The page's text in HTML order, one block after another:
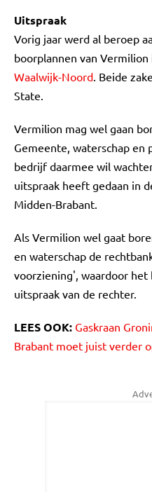
Uitspraak
Vorig jaar werd al beroep
boorplannen van Vermilion
Waalwijk-Noord. Beide
State.
Vermilion mag wel gaan
Gemeente, waterschap en
bedrijf daarmee wil
uitspraak heeft gedaan in
Midden-Brabant.
Als Vermilion wel gaat
en waterschap de
voorziening', waardoor
uitspraak van de rechter.
LEES OOK: Gaskraan
Brabant moet juist verder